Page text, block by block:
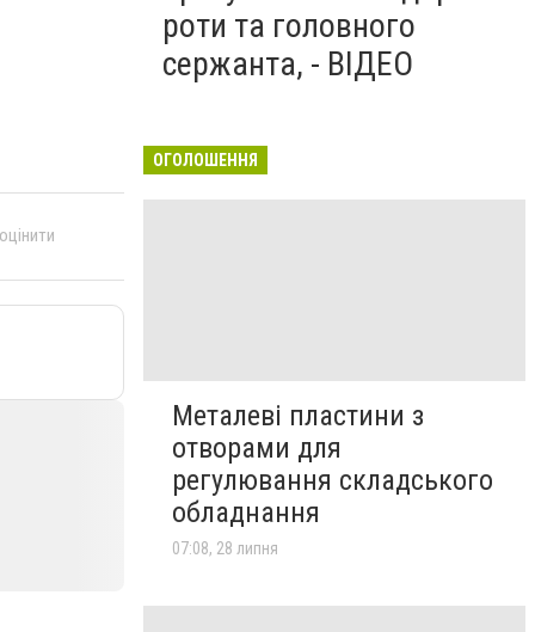
роти та головного
сержанта, - ВІДЕО
ОГОЛОШЕННЯ
Металеві пластини з
отворами для
регулювання складського
обладнання
07:08, 28 липня